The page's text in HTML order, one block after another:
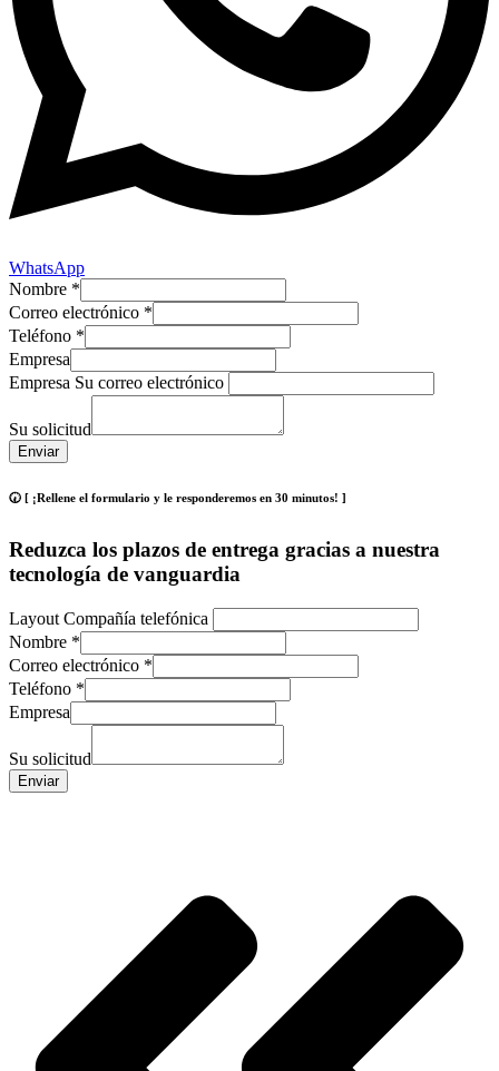
WhatsApp
Nombre *
Correo electrónico *
Teléfono *
Empresa
Empresa Su correo electrónico
Su solicitud
Enviar
🕢 [ ¡Rellene el formulario y le responderemos en 30 minutos! ]
Reduzca los plazos de entrega gracias a nuestra
tecnología de vanguardia
Layout Compañía telefónica
Nombre *
Correo electrónico *
Teléfono *
Empresa
Su solicitud
Enviar